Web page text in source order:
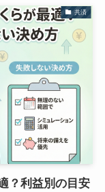
共済
？利益別の目安